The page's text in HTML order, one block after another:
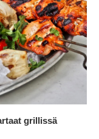
grillissä